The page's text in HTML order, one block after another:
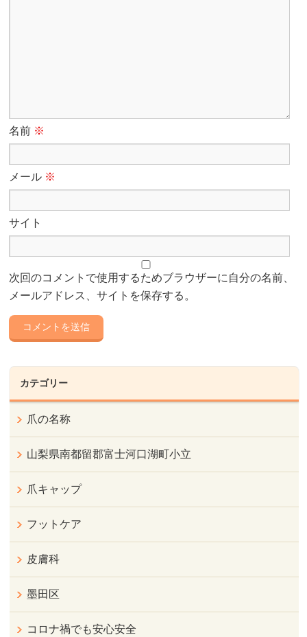
名前 ※
メール ※
サイト
次回のコメントで使用するためブラウザーに自分の名前、
メールアドレス、サイトを保存する。
カテゴリー
爪の名称
山梨県南都留郡富士河口湖町小立
爪キャップ
フットケア
皮膚科
墨田区
コロナ禍でも安心安全